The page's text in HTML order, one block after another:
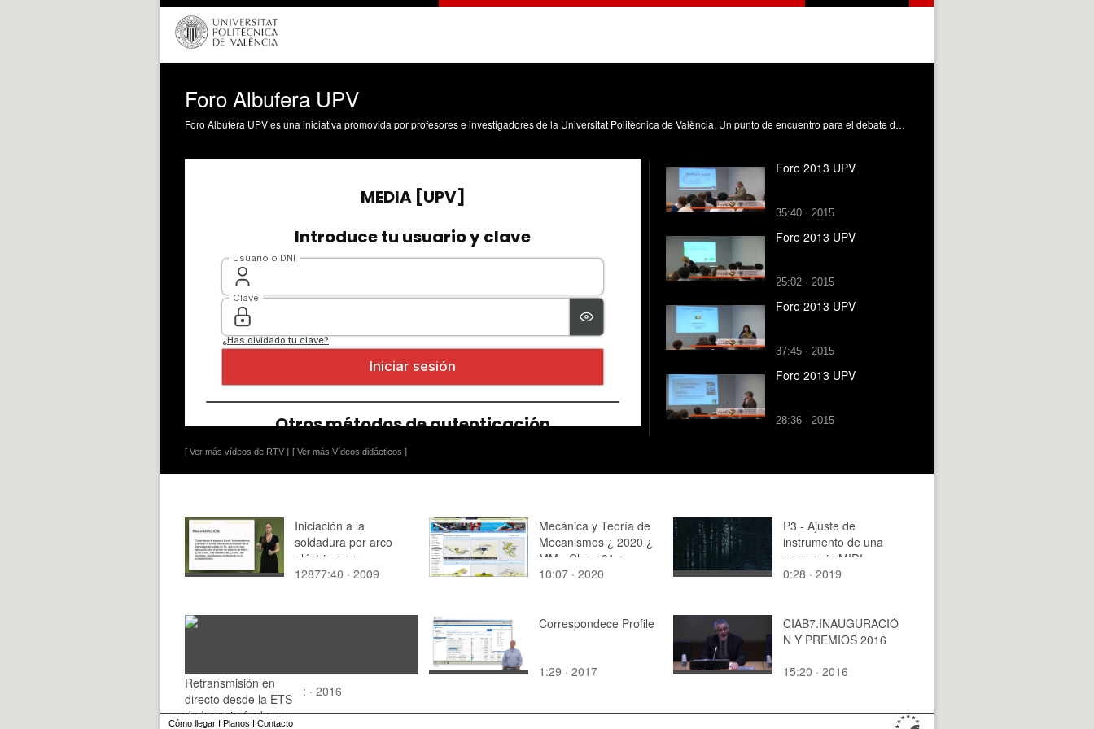
Foro Albufera UPV
Foro Albufera UPV es una iniciativa promovida por profesores e investigadores de la Universitat Politècnica de València. Un punto de encuentro para el debate desde el que analizar partiendo de una óptica científico-técnica y dirigir acciones consensuadas para la mejora del Parque Natural de L’Albufera.
[ Ver más vídeos de RTV ] [ Ver más Vídeos didácticos ]
Foro 2013 UPV
35:40 · 2015
Foro 2013 UPV
25:02 · 2015
Foro 2013 UPV
37:45 · 2015
Foro 2013 UPV
28:36 · 2015
Iniciación a la
soldadura por arco
eléctrico con
electrodos
12877:40 · 2009
Mecánica y Teoría de
Mecanismos ¿ 2020 ¿
MM - Clase 01 ¿
Tramo 06 de 12
10:07 · 2020
P3 - Ajuste de
instrumento de una
secuencia MIDI
0:28 · 2019
Retransmisión en
directo desde la ETS
de Ingeniería de
: · 2016
Correspondece Profile
1:29 · 2017
CIAB7.INAUGURACIÓ
N Y PREMIOS 2016
15:20 · 2016
Cómo llegar I Planos I Contacto